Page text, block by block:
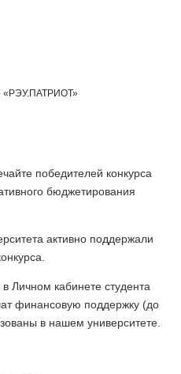
«РЭУ.ПАТРИОТ»
победителей конкурса
бюджетирования
активно поддержали
Личном кабинете студента
финансовую поддержку (до
в нашем университете.